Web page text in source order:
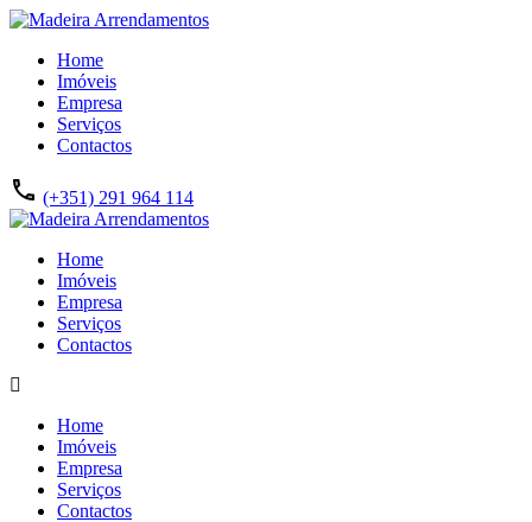
Home
Imóveis
Empresa
Serviços
Contactos
(+351) 291 964 114
Home
Imóveis
Empresa
Serviços
Contactos
Home
Imóveis
Empresa
Serviços
Contactos